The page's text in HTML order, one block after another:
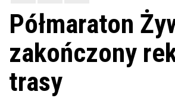
Półmaraton
zakończony
trasy